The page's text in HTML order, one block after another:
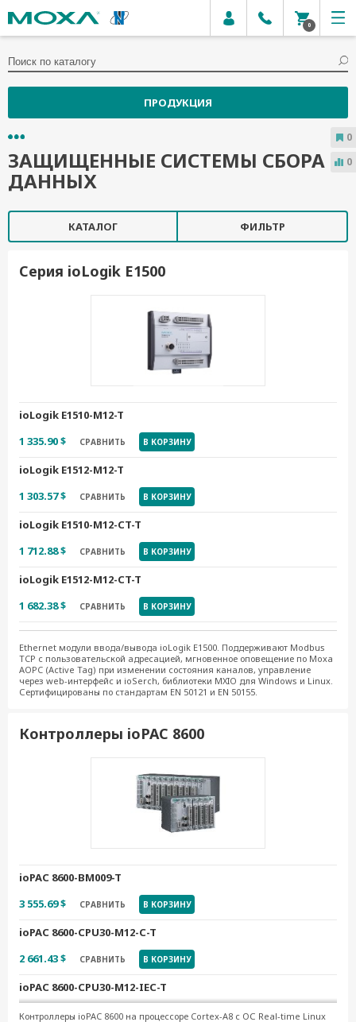
0
ПРОДУКЦИЯ
ЗАЩИЩЕННЫЕ СИСТЕМЫ СБОРА
ДАННЫХ
КАТАЛОГ ФИЛЬТР
Серия ioLogik E1500
ioLogik E1510-M12-T
1 335.90 $
СРАВНИТЬ В КОРЗИНУ
ioLogik E1512-M12-T
1 303.57 $
СРАВНИТЬ В КОРЗИНУ
ioLogik E1510-M12-CT-T
1 712.88 $
СРАВНИТЬ В КОРЗИНУ
ioLogik E1512-M12-CT-T
1 682.38 $
СРАВНИТЬ В КОРЗИНУ
Ethernet модули ввода/вывода ioLogik E1500. Поддерживают Modbus
TCP с пользовательской адресацией, мгновенное оповещение по Moxa
AOPC (Active Tag) при изменении состояния каналов, управление
через web-интерфейс и ioSerch, библиотеки MXIO для Windows и Linux.
Сертифицированы по стандартам EN 50121 и EN 50155.
Контроллеры ioPAC 8600
ioPAC 8600-BM009-T
3 555.69 $
СРАВНИТЬ В КОРЗИНУ
ioPAC 8600-CPU30-M12-C-T
2 661.43 $
СРАВНИТЬ В КОРЗИНУ
ioPAC 8600-CPU30-M12-IEC-T
3 184.81 $
СРАВНИТЬ В КОРЗИНУ
Контроллеры ioPAC 8600 на процессоре Cortex-A8 с ОС Real-time Linux
0
0